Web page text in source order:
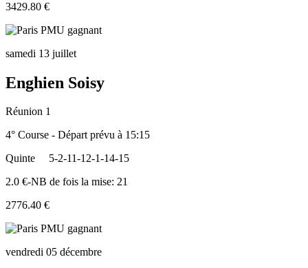
3429.80 €
samedi 13 juillet
Enghien Soisy
Réunion 1
4° Course - Départ prévu à 15:15
Quinte
5-2-11-12-1-14-15
2.0 €-NB de fois la mise: 21
2776.40 €
vendredi 05 décembre